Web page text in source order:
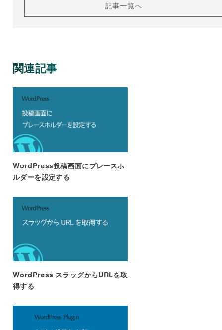
記事一覧へ
関連記事
WordPress投稿画面にプレースホ
ルダーを設定する
WordPress スラッグからURLを取
得する